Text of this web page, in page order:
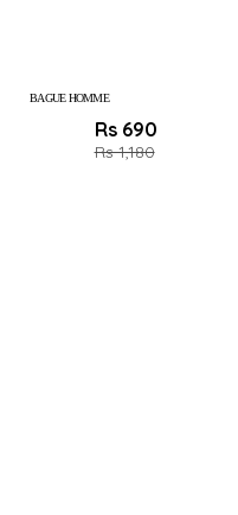
BAGUE HOMME
Rs 690
Rs 1,180